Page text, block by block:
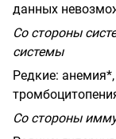
данных
Со стороны
системы
Редкие: анемия*,
Со стороны